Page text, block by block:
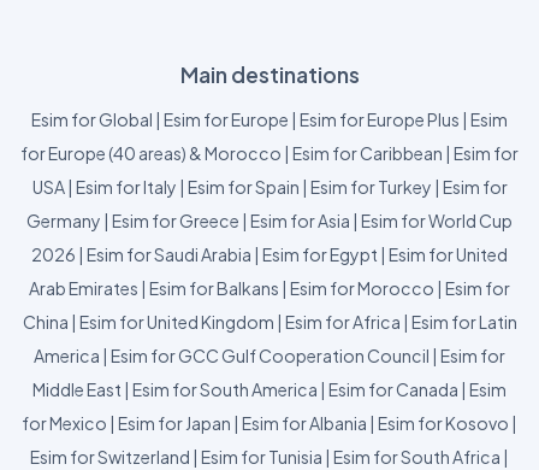
Main destinations
Esim for Global | Esim for Europe | Esim for Europe Plus | Esim
for Europe (40 areas) & Morocco | Esim for Caribbean | Esim for
USA| Esim for Italy | Esim for Spain | Esim for Turkey | Esim for
Germany | Esim for Greece | Esim for Asia | Esim for World Cup
2026 | Esim for Saudi Arabia | Esim for Egypt | Esim for United
Arab Emirates | Esim for Balkans | Esim for Morocco | Esim for
China | Esim for United Kingdom | Esim for Africa | Esim for Latin
America | Esim for GCC Gulf Cooperation Council | Esim for
Middle East | Esim for South America | Esim for Canada | Esim
for Mexico | Esim for Japan | Esim for Albania | Esim for Kosovo |
Esim for Switzerland | Esim for Tunisia | Esim for South Africa |